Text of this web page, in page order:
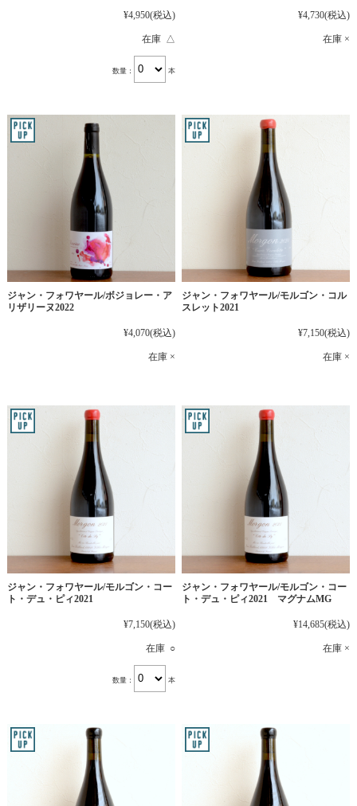
¥4,950(税込)
在庫 △
数量： 本
¥4,730(税込)
在庫 ×
ジャン・フォワヤール/ボジョレー・ア
リザリーヌ2022
¥4,070(税込)
在庫 ×
ジャン・フォワヤール/モルゴン・コル
スレット2021
¥7,150(税込)
在庫 ×
ジャン・フォワヤール/モルゴン・コー
ト・デュ・ピィ2021
¥7,150(税込)
在庫 ○
数量： 本
ジャン・フォワヤール/モルゴン・コー
ト・デュ・ピィ2021 マグナムMG
¥14,685(税込)
在庫 ×